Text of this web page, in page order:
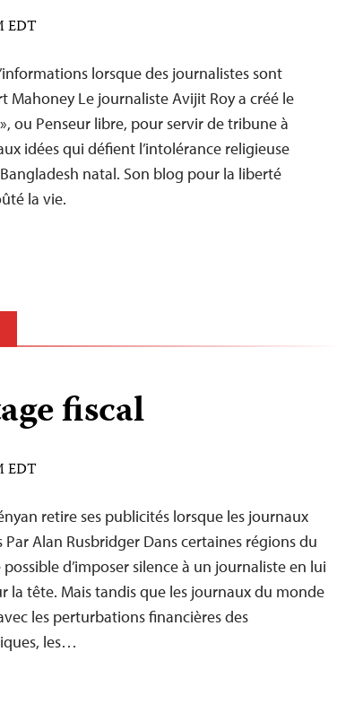
EDT
lorsque des journalistes sont
Mahoney Le journaliste Avijit Roy a créé le
ou Penseur libre, pour servir de tribune à
idées qui défient l’intolérance religieuse
natal. Son blog pour la liberté
la vie.
fiscal
EDT
retire ses publicités lorsque les journaux
Alan Rusbridger Dans certaines régions du
d’imposer silence à un journaliste en lui
la tête. Mais tandis que les journaux du monde
les perturbations financières des
les…